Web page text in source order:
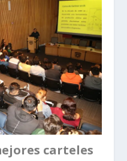
carteles